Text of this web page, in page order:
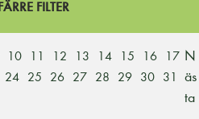
FILTER
10 11 12 13 14 15 16
17
24 25 26 27 28 29 30 31
N
äs
ta